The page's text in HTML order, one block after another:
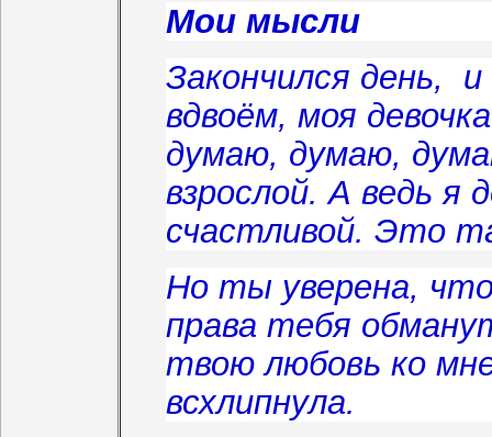
Мои мысли
Закончился день,
вдвоём, моя
думаю, думаю,
взрослой. А ведь я
счастливой. Это
Но ты уверена,
права тебя
твою любовь ко
всхлипнула.